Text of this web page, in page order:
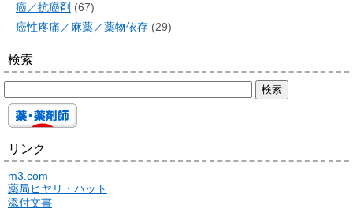
癌／抗癌剤 (67)
癌性疼痛／麻薬／薬物依存 (29)
検索
リンク
m3.com
薬局ヒヤリ・ハット
添付文書